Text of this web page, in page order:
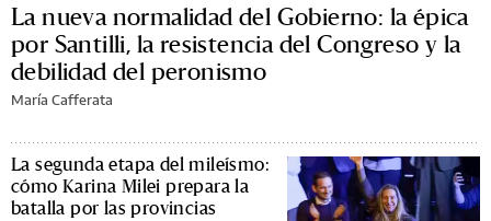
La nueva normalidad del Gobierno: la épica
por Santilli, la resistencia del Congreso y la
debilidad del peronismo
María Cafferata
La segunda etapa del mileísmo:
cómo Karina Milei prepara la
batalla por las provincias